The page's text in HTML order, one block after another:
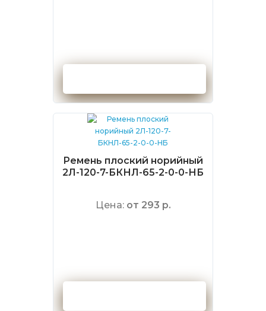
Ремень плоский норийный
2Л-120-7-БКНЛ-65-2-0-0-НБ
Цена: от 293 р.